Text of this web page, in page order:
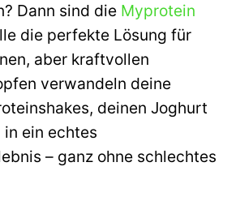
Dann sind die Myprotein
die perfekte Lösung für
aber kraftvollen
verwandeln deine
deinen Joghurt
in ein echtes
– ganz ohne schlechtes